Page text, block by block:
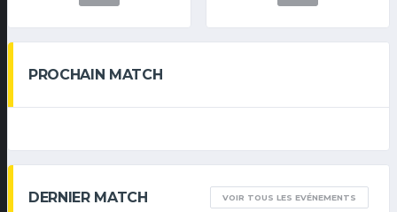
PROCHAIN MATCH
DERNIER MATCH VOIR TOUS LES EVÉNEMENTS